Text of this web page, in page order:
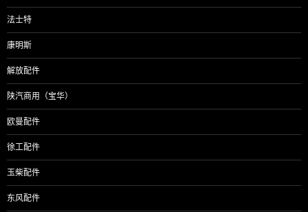
法士特
康明斯
解放配件
陕汽商用（宝华）
欧曼配件
徐工配件
玉柴配件
东风配件